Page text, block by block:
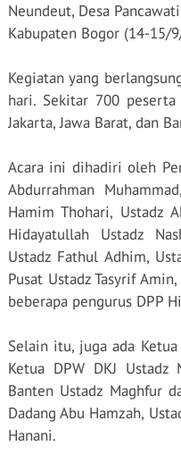
Neundeut, Desa
Kabupaten Bogor (14-15/
Kegiatan yang
hari. Sekitar 700
Jakarta, Jawa Barat, dan
Acara ini dihadiri oleh
Abdurrahman
Hamim Thohari, Ustadz
Hidayatullah Ustadz
Ustadz Fathul Adhim,
Pusat Ustadz Tasyrif
beberapa pengurus DPP
Selain itu, juga ada Ketua
Ketua DPW DKJ Ustadz
Banten Ustadz Maghfur
Dadang Abu Hamzah,
Hanani.